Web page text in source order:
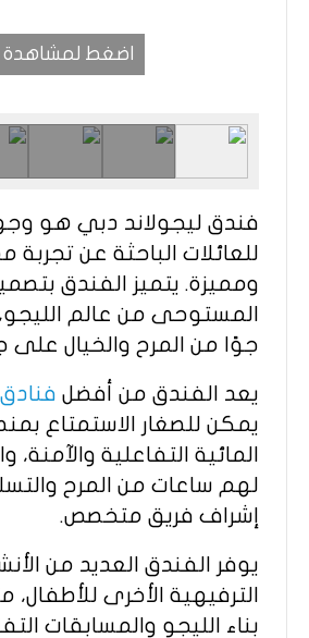
اضغط لمشاهدة
فندق ليجولاند دبي هو
للعائلات الباحثة عن تجربة
ومميزة. يتميز الفندق
المستوحى من عالم
جوًا من المرح والخيال على
يعد الفندق من أفضل
يمكن للصغار الاستمتاع
المائية التفاعلية والآمنة،
لهم ساعات من المرح
إشراف فريق متخصص.
يوفر الفندق العديد من
الترفيهية الأخرى
بناء الليجو والمسابقات